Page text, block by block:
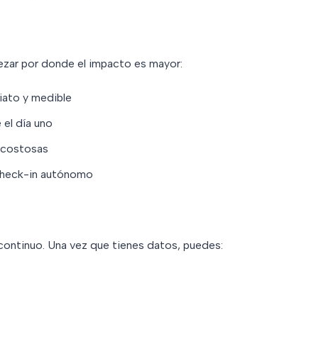
por donde el impacto es mayor:
y medible
día uno
in autónomo
Una vez que tienes datos, puedes: